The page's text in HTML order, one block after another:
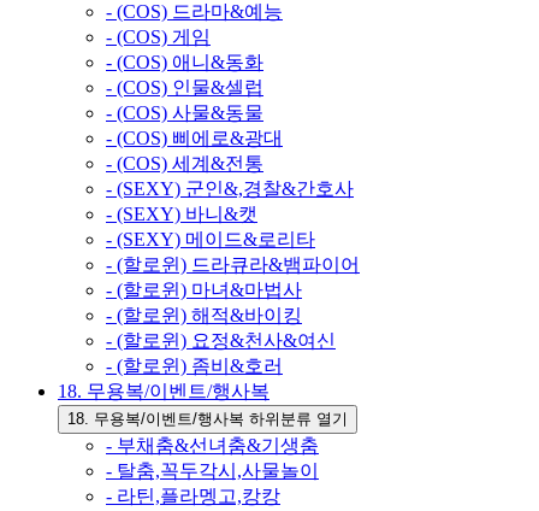
- (COS) 드라마&예능
- (COS) 게임
- (COS) 애니&동화
- (COS) 인물&셀럽
- (COS) 사물&동물
- (COS) 삐에로&광대
- (COS) 세계&전통
- (SEXY) 군인&,경찰&간호사
- (SEXY) 바니&캣
- (SEXY) 메이드&로리타
- (할로윈) 드라큐라&뱀파이어
- (할로윈) 마녀&마법사
- (할로윈) 해적&바이킹
- (할로윈) 요정&천사&여신
- (할로윈) 좀비&호러
18. 무용복/이벤트/행사복
18. 무용복/이벤트/행사복 하위분류 열기
- 부채춤&선녀춤&기생춤
- 탈춤,꼭두각시,사물놀이
- 라틴,플라멩고,캉캉